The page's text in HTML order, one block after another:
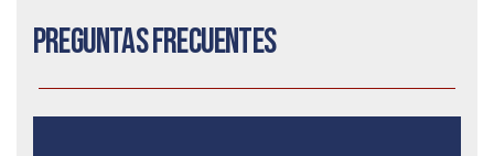
Preguntas frecuentes